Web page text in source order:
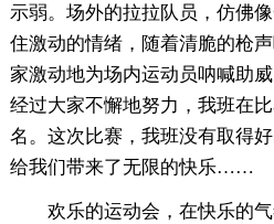
示弱。场外的拉拉队员，仿佛
住激动的情绪，随着清脆的枪
家激动地为场内运动员呐喊助
经过大家不懈地努力，我班在
名。这次比赛，我班没有取得
给我们带来了无限的快乐……
欢乐的运动会，在快乐的气